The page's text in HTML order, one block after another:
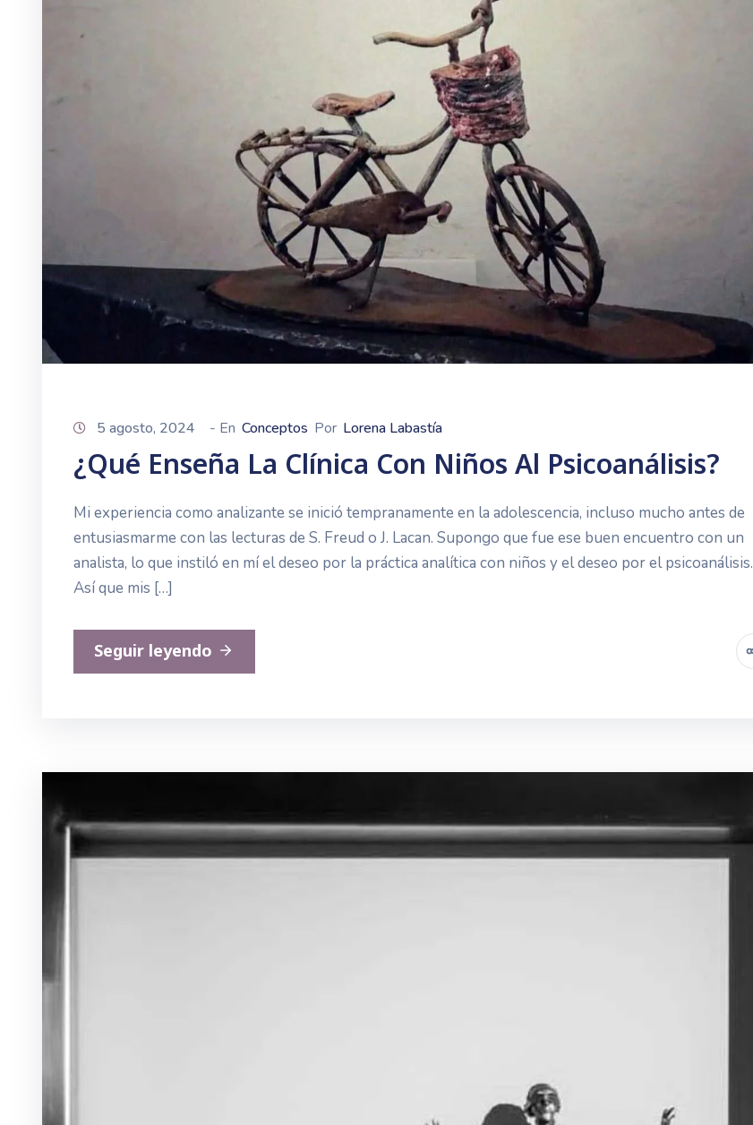
5 agosto, 2024 - En Conceptos Por Lorena Labastía
¿Qué Enseña La Clínica Con Niños Al Psicoanálisis?
Mi experiencia como analizante se inició tempranamente en la adolescencia, incluso mucho antes de
entusiasmarme con las lecturas de S. Freud o J. Lacan. Supongo que fue ese buen encuentro con un
analista, lo que instiló en mí el deseo por la práctica analítica con niños y el deseo por el psicoanálisis.
Así que mis […]
Seguir leyendo